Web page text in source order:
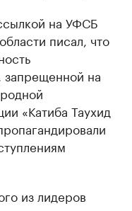
на УФСБ
писал, что
запрещенной на
«Катиба Таухид
из лидеров